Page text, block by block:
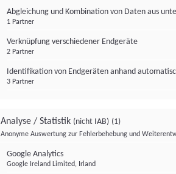
Abgleichung und Kombination von Daten aus
1 Partner
Verknüpfung verschiedener Endgeräte
2 Partner
Identifikation von Endgeräten anhand
3 Partner
Analyse / Statistik (nicht IAB) (1)
Anonyme Auswertung zur Fehlerbehebung und
Google Analytics
Google Ireland Limited, Irland